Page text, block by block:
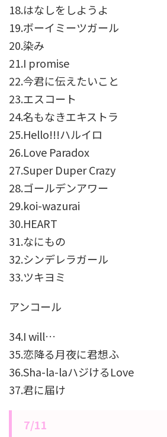
18.はなしをしようよ
19.ボーイミーツガール
20.染み
21.I promise
22.今君に伝えたいこと
23.エスコート
24.名もなきエキストラ
25.Hello!!!ハルイロ
26.Love Paradox
27.Super Duper Crazy
28.ゴールデンアワー
29.koi-wazurai
30.HEART
31.なにもの
32.シンデレラガール
33.ツキヨミ
アンコール
34.I will…
35.恋降る月夜に君想ふ
36.Sha-la-laハジけるLove
37.君に届け
7/11